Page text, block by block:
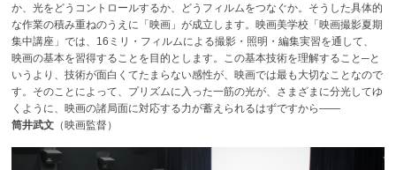
か、光をどうコントロールするか、どうフィルムをつなぐか。そうした具体的
な作業の積み重ねのうえに「映画」が成立します。映画美学校「映画撮影夏期
集中講座」では、16ミリ・フィルムによる撮影・照明・編集実習を通して、
映画の基本を習得することを目的とします。この基本技術を理解すること─と
いうより、技術が面白くてたまらない感性が、映画では最も大切なことなので
す。そのことによって、プリズムに入った一筋の光が、さまざまに分光してゆ
くように、映画の諸局面に対応する力が蓄えられるはずですから――
筒井武文 （映画監督）